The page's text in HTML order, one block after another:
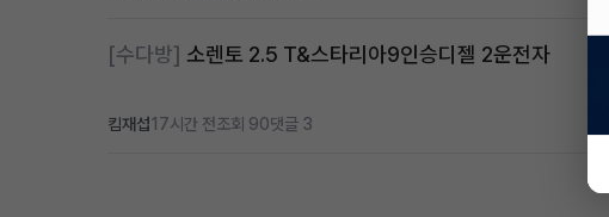
[수다방] 소렌토 2.5 T&스타리아9인승디젤 2운전자
킴재섭17시간 전조회 90댓글 3